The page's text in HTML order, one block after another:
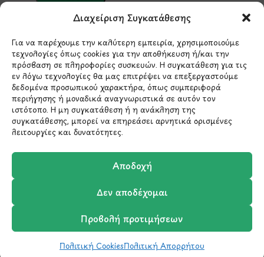
Διαχείριση Συγκατάθεσης
Για να παρέχουμε την καλύτερη εμπειρία, χρησιμοποιούμε
τεχνολογίες όπως cookies για την αποθήκευση ή/και την
πρόσβαση σε πληροφορίες συσκευών. Η συγκατάθεση για τις
εν λόγω τεχνολογίες θα μας επιτρέψει να επεξεργαστούμε
δεδομένα προσωπικού χαρακτήρα, όπως συμπεριφορά
περιήγησης ή μοναδικά αναγνωριστικά σε αυτόν τον
ιστότοπο. Η μη συγκατάθεση ή η ανάκληση της
συγκατάθεσης, μπορεί να επηρεάσει αρνητικά ορισμένες
λειτουργίες και δυνατότητες.
Αποδοχή
Δεν αποδέχομαι
Προβολή προτιμήσεων
Πολιτική CookiesΠολιτική Απορρήτου
*Αυτός ο ιστότοπος προστατεύεται από το σύστημα
Όροι Παροχής Υπηρεσιώντης Google.
ΣΤΟΙΧΕΙΑ ΕΠΙΚΟΙΝΩΝΙΑΣ
Holargos Center (Ισόγειο)
Λ.Περικλέους 56,
Χολαργός 15561
210 6522282
info@ypografi.com
ΚαλάθιΣύγκριση
Ο Λογαριασμός μου